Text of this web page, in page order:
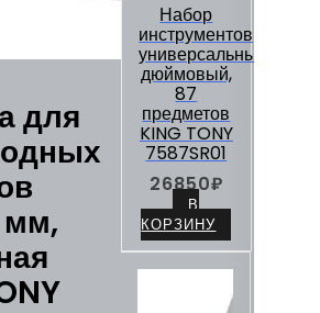
для
мм,
Набор
инструментов
универсальный,
дюймовый,
87
предметов
KING TONY
7587SR01
26850₽
В
КОРЗИНУ